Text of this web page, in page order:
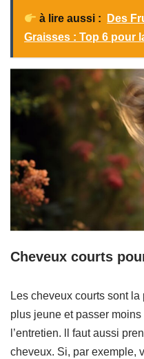
à lire aussi :
Des
Graisses : Top 6 pour
Cheveux courts
Les cheveux courts sont
plus jeune et passer
l’entretien. ll faut aussi
cheveux. Si, par exemple,